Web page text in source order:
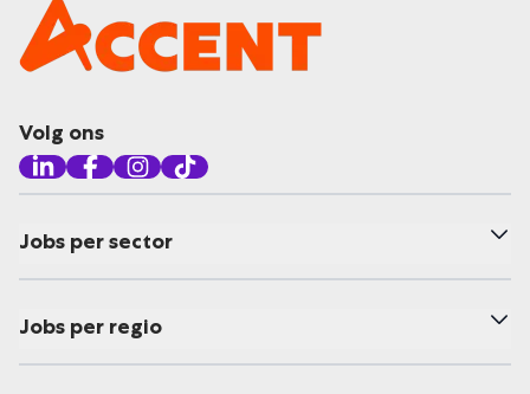
Volg ons
Jobs per sector
Jobs per regio